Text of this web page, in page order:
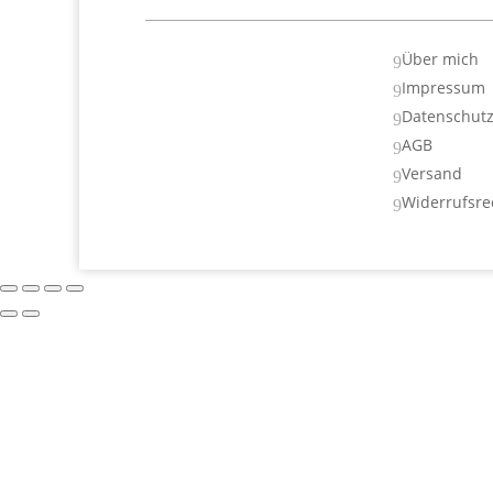
9Über mich
9Impressum
9Datenschutz
9AGB
9Versand
9